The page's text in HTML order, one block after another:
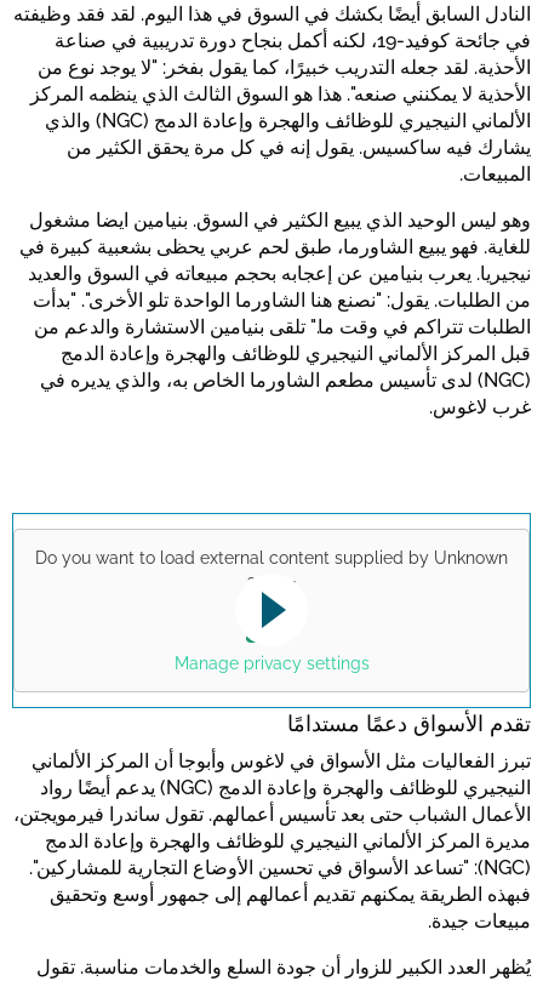
النادل السابق أيضًا بكشك في السوق في هذا اليوم. لقد فقد وظيفته
في جائحة كوفيد-19، لكنه أكمل بنجاح دورة تدريبية في صناعة
الأحذية. لقد جعله التدريب خبيرًا، كما يقول بفخر: "لا يوجد نوع من
الأحذية لا يمكنني صنعه". هذا هو السوق الثالث الذي ينظمه المركز
الألماني النيجيري للوظائف والهجرة وإعادة الدمج (NGC) والذي
يشارك فيه ساكسيس. يقول إنه في كل مرة يحقق الكثير من
المبيعات.
وهو ليس الوحيد الذي يبيع الكثير في السوق. بنيامين ايضا مشغول
للغاية. فهو يبيع الشاورما، طبق لحم عربي يحظى بشعبية كبيرة في
نيجيريا. يعرب بنيامين عن إعجابه بحجم مبيعاته في السوق والعديد
من الطلبات. يقول: "نصنع هنا الشاورما الواحدة تلو الأخرى". "بدأت
الطلبات تتراكم في وقت ما." تلقى بنيامين الاستشارة والدعم من
قبل المركز الألماني النيجيري للوظائف والهجرة وإعادة الدمج
(NGC) لدى تأسيس مطعم الشاورما الخاص به، والذي يديره في
غرب لاغوس.
Do you want to load external content supplied by Unknown
Apps
?
Yes
Manage privacy settings
This link opens a YouTube video. Please
note the data protection regulations valid
for this site.
تأكيد
تقدم الأسواق دعمًا مستدامًا
تبرز الفعاليات مثل الأسواق في لاغوس وأبوجا أن المركز الألماني
النيجيري للوظائف والهجرة وإعادة الدمج (NGC) يدعم أيضًا رواد
الأعمال الشباب حتى بعد تأسيس أعمالهم. تقول ساندرا فيرمويجتن،
مديرة المركز الألماني النيجيري للوظائف والهجرة وإعادة الدمج
(NGC): "تساعد الأسواق في تحسين الأوضاع التجارية للمشاركين".
فبهذه الطريقة يمكنهم تقديم أعمالهم إلى جمهور أوسع وتحقيق
مبيعات جيدة.
يُظهر العدد الكبير للزوار أن جودة السلع والخدمات مناسبة. تقول